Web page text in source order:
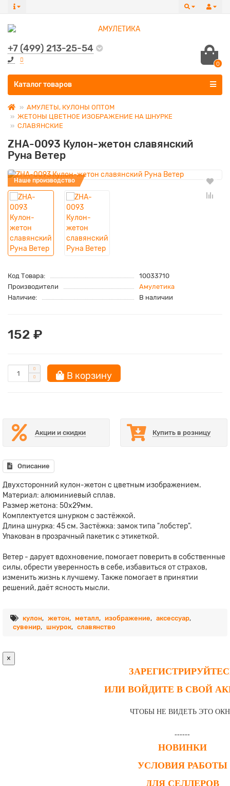
+7 (499) 213-25-54
0
Все категории
Каталог товаров
АМУЛЕТЫ, КУЛОНЫ ОПТОМ
ЖЕТОНЫ ЦВЕТНОЕ ИЗОБРАЖЕНИЕ НА ШНУРКЕ
СЛАВЯНСКИЕ
ZHA-0093 Кулон-жетон славянский
Руна Ветер
Наше производство
Код Товара:
10033710
Производители
Амулетика
Наличие:
В наличии
152 ₽
В корзину
Акции и скидки Купить в розницу
Описание
Двухсторонний кулон-жетон с цветным изображением.
Материал: алюминиевый сплав.
Размер жетона: 50х29мм.
Комплектуется шнурком с застёжкой.
Длина шнурка: 45 см. Застёжка: замок типа "лобстер".
Упакован в прозрачный пакетик с этикеткой.
Ветер - дарует вдохновение, помогает поверить в собственные
силы, обрести уверенность в себе, избавиться от страхов,
изменить жизнь к лучшему. Также помогает в принятии
решений, даёт ясность мысли.
кулон, жетон, металл, изображение, аксессуар,
сувенир, шнурок, славянство
×
ИЛИ ВОЙДИТЕ В СВОЙ
ЧТОБЫ НЕ ВИДЕТЬ ЭТО
------
НОВИНКИ
УСЛОВИЯ РАБОТЫ
ДЛЯ СЕЛЛЕРОВ